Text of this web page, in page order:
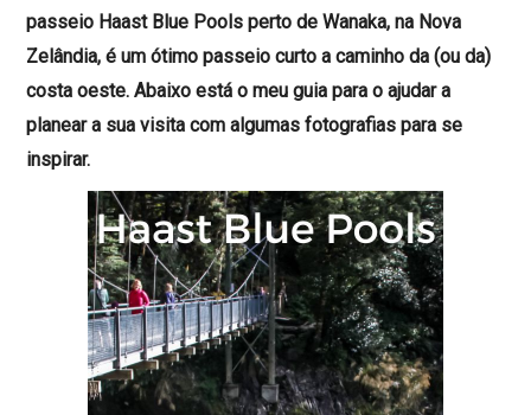
passeio Haast Blue Pools perto de Wanaka, na Nova
Zelândia, é um ótimo passeio curto a caminho da (ou da)
costa oeste. Abaixo está o meu guia para o ajudar a
planear a sua visita com algumas fotografias para se
inspirar.